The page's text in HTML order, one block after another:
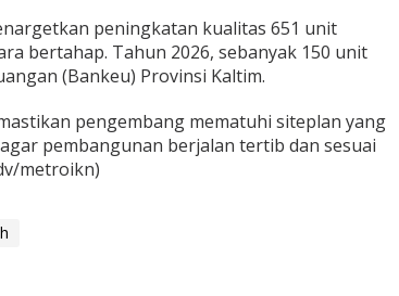
peningkatan kualitas 651 unit
bertahap. Tahun 2026, sebanyak 150 unit
(Bankeu) Provinsi Kaltim.
pengembang mematuhi siteplan yang
pembangunan berjalan tertib dan sesuai
metroikn)